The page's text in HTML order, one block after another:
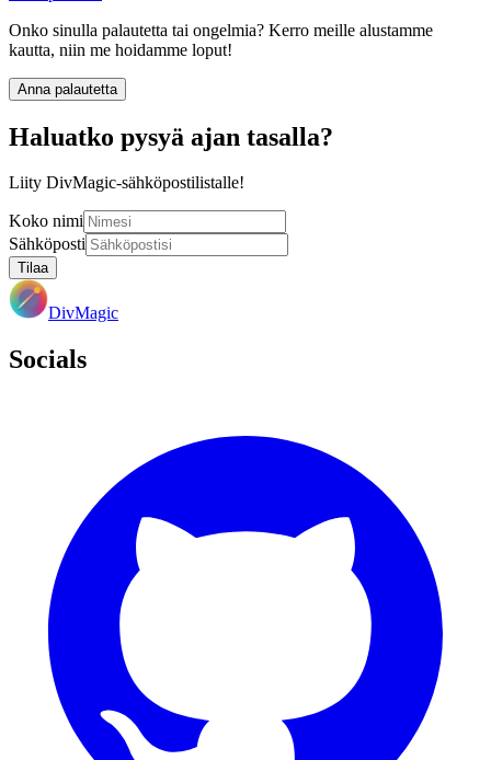
Onko sinulla palautetta tai ongelmia? Kerro meille alustamme
kautta, niin me hoidamme loput!
Anna palautetta
Haluatko pysyä ajan tasalla?
Liity DivMagic-sähköpostilistalle!
Koko nimi
Sähköposti
Tilaa
DivMagic
Socials